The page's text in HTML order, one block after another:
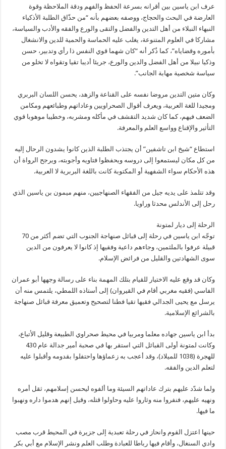
عرف ابن ياسين بين أقرانه بسرعة الحفظ والفهم ودقة الملاحظة وقوة
العارضة في البحث والحجاج، ووصفه بعضهم بأنه “من حذّاق الطلبة الأذكياء
النبهاء النبلاء من أهل التدين والفضل والتقى والورع والفقه والأدب والسياسة،
مشاركا في العلوم المتنوعة، يغلب عليه الحماسة والحمية للدين والانشغال
بأموره وقضاياه”، كما ذُكر أنه “كان شهما قوي النفس ذا رأي وتدبير، حسن
وذكيا نبيلا من أهل الفضل والدين والورع، جريئا أديبا تقيا وتقواه لا تخلو من
سياسة شخصية مهابة الجانب”.
وكان متين التدين مروضا نفسه على القناعة والزهد، يحسن اللسان البربري
ومجيدا للغة العربية، ويعرف أقوال الصحراويين وعاداتهم وطبائعهم ومكامن
الضعف فيهم، كما كان شديد التقشف في مأكله ومشربه، وخطيبا موهوبا قوي
التأثير والإقناع وواسع العلم والمعرفة.
استطاع “شيخ ابن تاشفين” أن يجتذب الطلبة الذين كانوا يشدون الرحال إليه
من كل مكان ليستمعوا إلى دروسه ويحفظوا فتاويه وأجوبته، ويرجح الرواة أن
هذه الأحكام سواء الشفهية أو المكتوبة كانت باللغة البربرية لا العربية.
وقد تتلمذ على يديه جيل من الفقهاء الصنهاجيين، منهم ميمون بن ياسين الذي
رحل إلى الأندلس محدثا وراويا.
الرحلة إلى ديار لمتونة
توجّه ابن ياسين في رحلة إلى قبائل صنهاجة الجنوب التي تضم أكثر من 70
قبيلة عرفوا بالملثمين، وجاءهم داعية وفقيها إذ كانوا لا يعرفون من الدين
سوى الشهادتين والقليل من فرائض الإسلام.
وكان قد وقع عليه الاختيار للقيام بتلك المهمة بناء على رسالة وجهها أبو عمران
الفاسي (فقيه مغربي أقام في القيروان) إلى أستاذه اللمطي، يلتمس منه أن
يرسل مع يحيى الجدالي فقيها تقيا فطنا لتصحيح وتعميق معرفة قبائل صنهاجة
بالشرائع الإسلامية.
بدأ ابن ياسين جهاده معلما ومربيا في محيط صحراوي الطبيعة وقليل الأتباع،
وكانت لمتونة أولى القبائل التي استقر بها في صحبة أمير جدالة عام 430
للهجرة (1038 للميلاد)، وقد أعجب به زعماؤها واحتفلوا بقدومه وأقبلوا عليه
لتعلم الدين والفقه.
ولما شدّد عليهم بترك عاداتهم السيئة وما ألفوه ليحسن إسلامهم، ثقل أمره
ونهيه عليهم، فنفروا منه وثاروا عليه وحاولوا قتله، وقيل إنهم هدموا داره ونهبوا
ما فيها.
حينها اعتزل القوم وانحاز في رحلة تعبدية إلى جزيرة في المحيط قرب مصب
وادي السنغال، وأقام فيها رباطا للعبادة وطلب العلم ونشر الإسلام مع أبي بكر